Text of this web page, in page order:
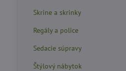
Skrine a skrinky
Regály a police
Sedacie súpravy
Štýlový nábytok